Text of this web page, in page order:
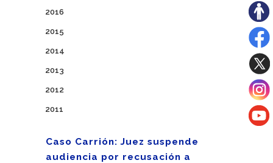
2016
2015
2014
2013
2012
2011
Caso Carrión: Juez suspende
audiencia por recusación a